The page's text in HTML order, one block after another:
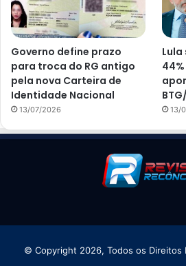
Governo define prazo
para troca do RG antigo
pela nova Carteira de
Identidade Nacional
13/07/2026 13/
© Copyright 2026, Todos os Direitos